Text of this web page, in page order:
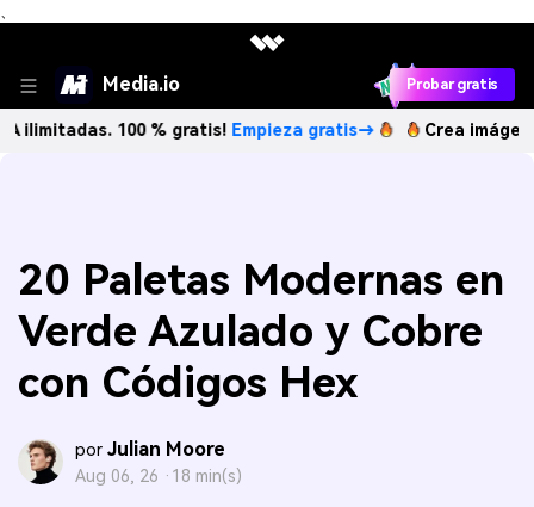
、
Media.io Probar gratis
100 % gratis!Empieza gratis→ Crea imágenes IA
20 Paletas Modernas en
Verde Azulado y Cobre
con Códigos Hex
por Julian Moore
Aug 06, 26 · 18 min(s)